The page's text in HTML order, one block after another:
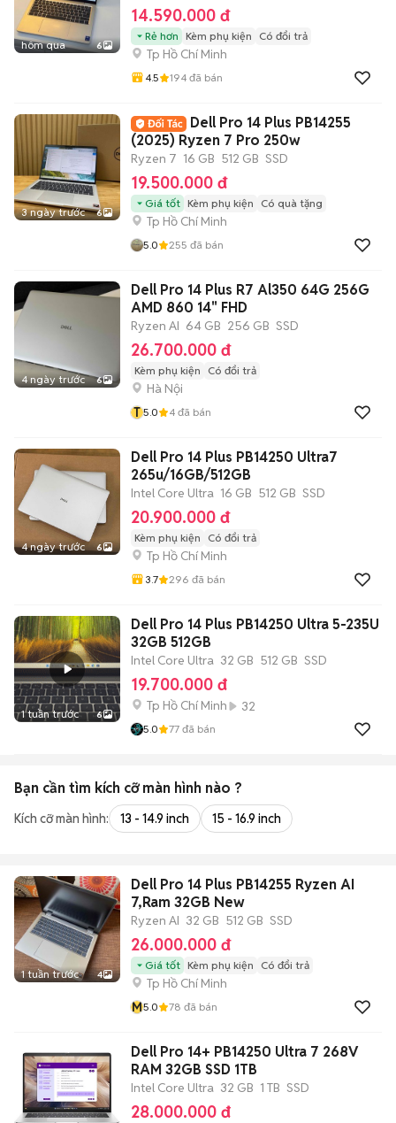
hôm qua 6
14.590.000 đ
Rẻ hơn Kèm phụ kiện Có đổi trả
Tp Hồ Chí Minh
4.5 194 đã bán
3 ngày trước 6
Dell Pro 14 Plus PB14255
(2025) Ryzen 7 Pro 250w
Ryzen 7 16 GB 512 GB SSD
19.500.000 đ
Giá tốt Kèm phụ kiện Có quà tặng
Tp Hồ Chí Minh
5.0 255 đã bán
4 ngày trước 6
Dell Pro 14 Plus R7 Al350 64G 256G
AMD 860 14" FHD
Ryzen AI 64 GB 256 GB SSD
26.700.000 đ
Kèm phụ kiện Có đổi trả
Hà Nội
T 5.0 4 đã bán
4 ngày trước 6
Dell Pro 14 Plus PB14250 Ultra7
265u/16GB/512GB
Intel Core Ultra 16 GB 512 GB SSD
20.900.000 đ
Kèm phụ kiện Có đổi trả
Tp Hồ Chí Minh
3.7 296 đã bán
1 tuần trước 6
Dell Pro 14 Plus PB14250 Ultra 5-235U
32GB 512GB
Intel Core Ultra 32 GB 512 GB SSD
19.700.000 đ
Tp Hồ Chí Minh 32
5.0 77 đã bán
Bạn cần tìm kích cỡ màn hình nào ?
Kích cỡ màn hình: 13 - 14.9 inch 15 - 16.9 inch
1 tuần trước 4
Dell Pro 14 Plus PB14255 Ryzen AI
7,Ram 32GB New
Ryzen AI 32 GB 512 GB SSD
26.000.000 đ
Giá tốt Kèm phụ kiện Có đổi trả
Tp Hồ Chí Minh
M5.0 78 đã bán
Dell Pro 14+ PB14250 Ultra 7 268V
RAM 32GB SSD 1TB
Intel Core Ultra 32 GB 1 TB SSD
28.000.000 đ